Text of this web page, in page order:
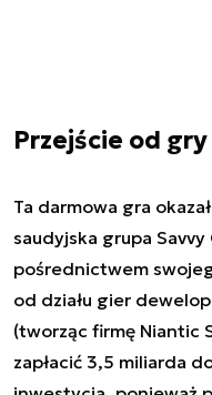
Przejście od
Ta darmowa gra
saudyjska grupa Savvy
pośrednictwem
od działu gier
(tworząc firmę Niantic
zapłacić 3,5 miliarda